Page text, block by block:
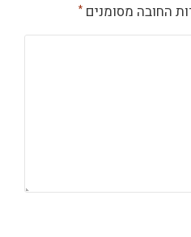
החובה מסומנים *